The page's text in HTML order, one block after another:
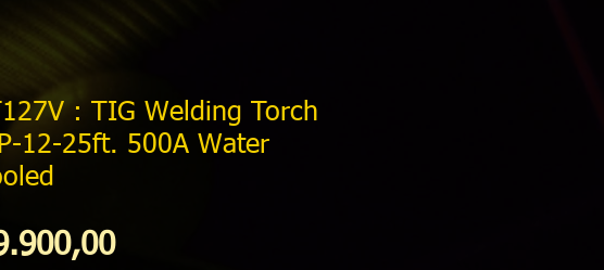
: TIG Welding Torch
12-25ft. 500A Water
Price